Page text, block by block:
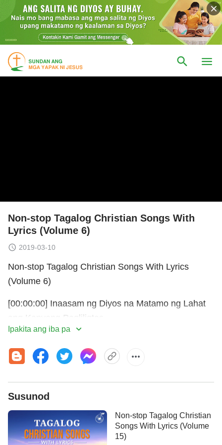
Non-stop Tagalog Christian Songs With
Lyrics (Volume 6)
2019-03-10
Non-stop Tagalog Christian Songs With Lyrics
(Volume 6)
[00:00:00] Inaasam ng Diyos na Matamo ng Lahat
ang Kanyang Pagliligtas
Gawain ng Cristo ng mga Huling Araw
[00:14:12] Buong Sansinukob ay Bagung-bago
[00:18:16] Ang mga Nagmamahal sa Diyos ay
Papasok saKaharianng Diyos
Ipakita ang iba pa
Susunod
Non-stop Tagalog Christian
Songs With Lyrics (Volume
15)